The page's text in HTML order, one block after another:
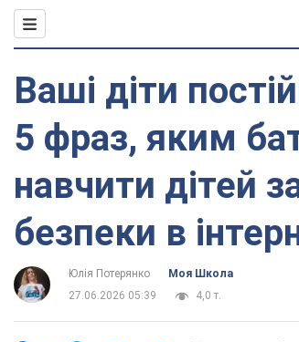
Ваші діти
5 фраз, яким
навчити дітей
безпеки в
Юлія Потерянко
Моя Школа
27.06.2026 05:39
4,0 т.